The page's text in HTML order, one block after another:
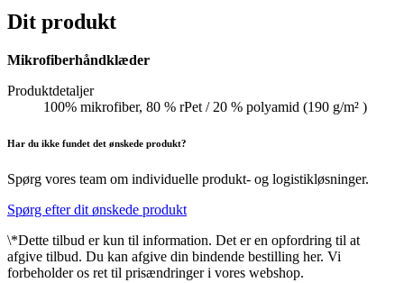
Dit produkt
Mikrofiberhåndklæder
Produktdetaljer
100% mikrofiber, 80 % rPet / 20 % polyamid (190 g/m² )
Har du ikke fundet det ønskede produkt?
Spørg vores team om individuelle produkt- og logistikløsninger.
Spørg efter dit ønskede produkt
\*Dette tilbud er kun til information. Det er en opfordring til at
afgive tilbud. Du kan afgive din bindende bestilling her. Vi
forbeholder os ret til prisændringer i vores webshop.